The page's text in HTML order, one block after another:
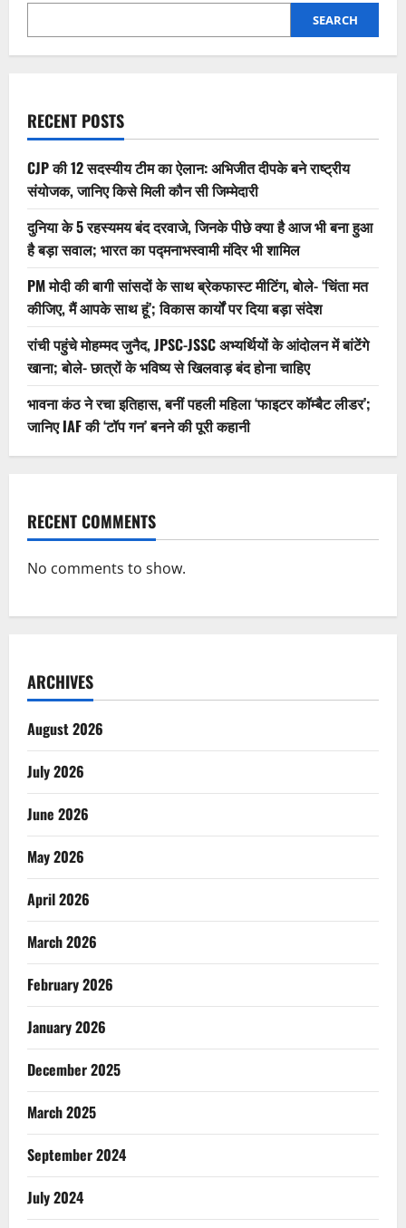
SEARCH
RECENT POSTS
CJP की 12 सदस्यीय टीम का ऐलान: अभिजीत दीपके बने राष्ट्रीय
संयोजक, जानिए किसे मिली कौन सी जिम्मेदारी
दुनिया के 5 रहस्यमय बंद दरवाजे, जिनके पीछे क्या है आज भी बना हुआ
है बड़ा सवाल; भारत का पद्मनाभस्वामी मंदिर भी शामिल
PM मोदी की बागी सांसदों के साथ ब्रेकफास्ट मीटिंग, बोले- ‘चिंता मत
कीजिए, मैं आपके साथ हूं’; विकास कार्यों पर दिया बड़ा संदेश
रांची पहुंचे मोहम्मद जुनैद, JPSC-JSSC अभ्यर्थियों के आंदोलन में बांटेंगे
खाना; बोले- छात्रों के भविष्य से खिलवाड़ बंद होना चाहिए
भावना कंठ ने रचा इतिहास, बनीं पहली महिला ‘फाइटर कॉम्बैट लीडर’;
जानिए IAF की ‘टॉप गन’ बनने की पूरी कहानी
RECENT COMMENTS
No comments to show.
ARCHIVES
August 2026
July 2026
June 2026
May 2026
April 2026
March 2026
February 2026
January 2026
December 2025
March 2025
September 2024
July 2024